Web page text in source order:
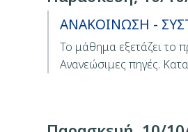
ΑΝΑΚΟΙΝΩΣΗ -
Το μάθημα εξετάζει το
Ανανεώσιμες πηγές.